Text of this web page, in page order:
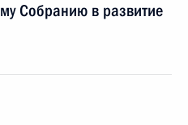
Собранию в развитие